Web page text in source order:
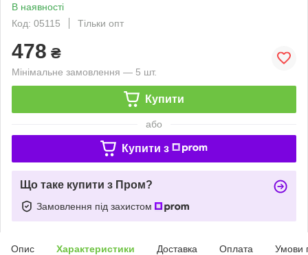
В наявності
Код: 05115
Тільки опт
478 ₴
Мінімальне замовлення — 5 шт.
Купити
або
Купити з
Що таке купити з Пром?
Замовлення під захистом
Опис Характеристики Доставка Оплата Умови